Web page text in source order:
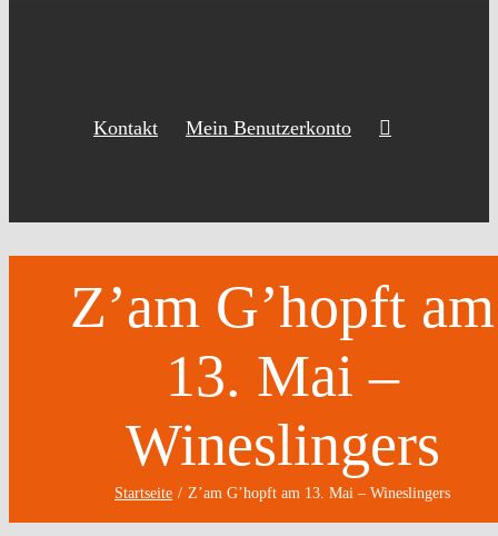
Kontakt Mein Benutzerkonto
Z’am G’hopft am
13. Mai –
Wineslingers
Startseite Z’am G’hopft am 13. Mai – Wineslingers